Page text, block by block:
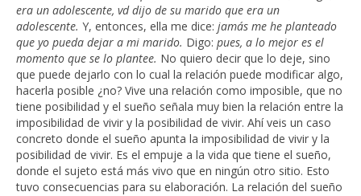
era un adolescente, vd dijo de su marido que era un
adolescente. Y, entonces, ella me dice: jamás me he planteado
que yo pueda dejar a mi marido. Digo: pues, a lo mejor es el
momento que se lo plantee. No quiero decir que lo deje, sino
que puede dejarlo con lo cual la relación puede modificar algo,
hacerla posible ¿no? Vive una relación como imposible, que no
tiene posibilidad y el sueño señala muy bien la relación entre la
imposibilidad de vivir y la posibilidad de vivir. Ahí veis un caso
concreto donde el sueño apunta la imposibilidad de vivir y la
posibilidad de vivir. Es el empuje a la vida que tiene el sueño,
donde el sujeto está más vivo que en ningún otro sitio. Esto
tuvo consecuencias para su elaboración. La relación del sueño